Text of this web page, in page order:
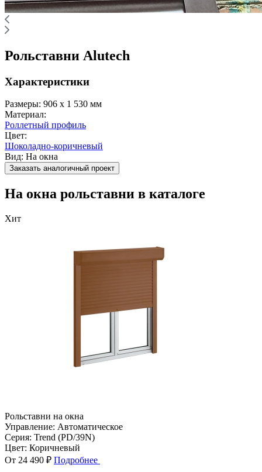
Рольставни Alutech
Характеристики
Размеры: 906 x 1 530 мм
Материал:
Роллетный профиль
Цвет:
Шоколадно-коричневый
Вид: На окна
Заказать аналогичный проект
На окна рольставни в каталоге
Хит
Рольставни на окна
Управление: Автоматическое
Серия: Trend (PD/39N)
Цвет: Коричневый
От 24 490 ₽ Подробнее